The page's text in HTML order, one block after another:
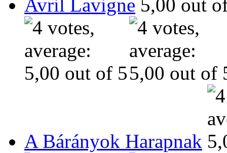
Avril Lavigne
A Bárányok Harapnak